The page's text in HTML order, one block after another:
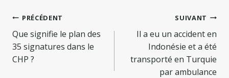
Navigation
de
l’article
PRÉCÉDENT
Que signifie le plan des
35 signatures dans le
CHP ?
SUIVANT
Il a eu un accident en
Indonésie et a été
transporté en Turquie
par ambulance